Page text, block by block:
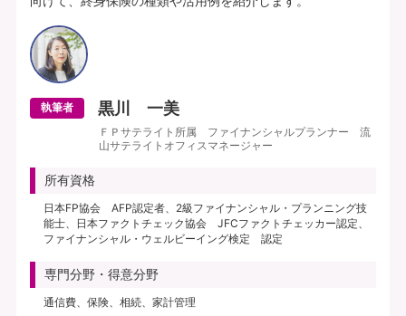
執筆者 黒川 一美
ＦＰサテライト所属 ファイナンシャルプランナー 流
山サテライトオフィスマネージャー
所有資格
日本FP協会 AFP認定者、2級ファイナンシャル・プランニング技
能士、日本ファクトチェック協会 JFCファクトチェッカー認定、
ファイナンシャル・ウェルビーイング検定 認定
専門分野・得意分野
通信費、保険、相続、家計管理